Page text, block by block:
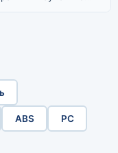
ABS PC